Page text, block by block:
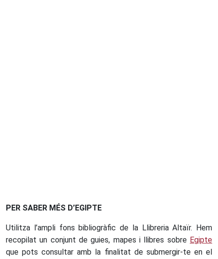
PER SABER MÉS D’EGIPTE
Utilitza l’ampli fons bibliogràfic de la Llibreria Altaïr. Hem
recopilat un conjunt de guies, mapes i llibres sobre Egipte
que pots consultar amb la finalitat de submergir-te en el